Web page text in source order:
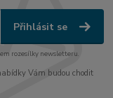
Přihlásit se
rozesílky newsletteru.
Vám budou chodit